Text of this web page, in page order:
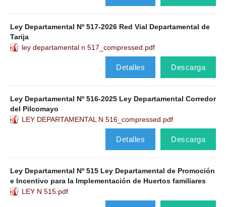
Ley Departamental Nº 517-2026 Red Vial Departamental de
Tarija
ley departamental n 517_compressed.pdf
Descarga
Detalles
Ley Departamental Nº 516-2025 Ley Departamental Corredor
del Pilcomayo
LEY DEPARTAMENTAL N 516_compressed.pdf
Descarga
Detalles
Ley Departamental Nº 515 Ley Departamental de Promoción
e Incentivo para la Implementación de Huertos familiares
LEY N 515.pdf